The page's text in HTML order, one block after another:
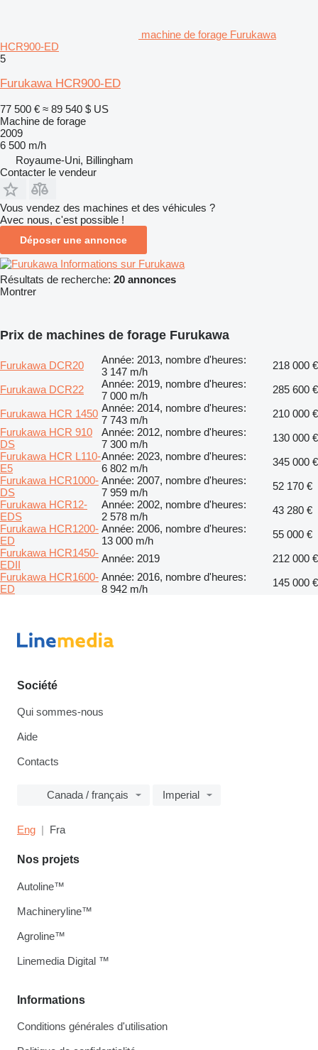
machine de forage Furukawa
HCR900-ED
5
Furukawa HCR900-ED
77 500 € ≈ 89 540 $ US
Machine de forage
2009
6 500 m/h
Royaume-Uni, Billingham
Contacter le vendeur
Vous vendez des machines et des véhicules ?
Avec nous, c'est possible !
Déposer une annonce
Informations sur Furukawa
Résultats de recherche: 20 annonces
Montrer
Prix de machines de forage Furukawa
Furukawa DCR20
Année: 2013, nombre d'heures:
3 147 m/h
218 000 €
Furukawa DCR22
Année: 2019, nombre d'heures:
7 000 m/h
285 600 €
Furukawa HCR 1450 Année: 2014, nombre d'heures:
7 743 m/h
210 000 €
Furukawa HCR 910
DS
Année: 2012, nombre d'heures:
7 300 m/h
130 000 €
Furukawa HCR L110-
E5
Année: 2023, nombre d'heures:
6 802 m/h
345 000 €
Furukawa HCR1000-
DS
Année: 2007, nombre d'heures:
7 959 m/h
52 170 €
Furukawa HCR12-
EDS
Année: 2002, nombre d'heures:
2 578 m/h
43 280 €
Furukawa HCR1200-
ED
Année: 2006, nombre d'heures:
13 000 m/h
55 000 €
Furukawa HCR1450-
EDII
Année: 2019
212 000 €
Furukawa HCR1600-
ED
Année: 2016, nombre d'heures:
8 942 m/h
145 000 €
Société
Qui sommes-nous
Aide
Contacts
Canada / français Imperial
Eng Fra
Informations
Conditions générales d'utilisation
Nos projets
Autoline™
Machineryline™
Agroline™
Linemedia Digital ™